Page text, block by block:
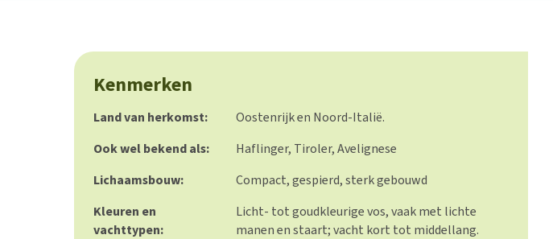
Kenmerken
Land van herkomst:
Oostenrijk en Noord-Italië.
Ook wel bekend als:
Haflinger, Tiroler, Avelignese
Lichaamsbouw:
Compact, gespierd, sterk gebouwd
Kleuren en
vachttypen:
Licht- tot goudkleurige vos, vaak met lichte
manen en staart; vacht kort tot middellang.